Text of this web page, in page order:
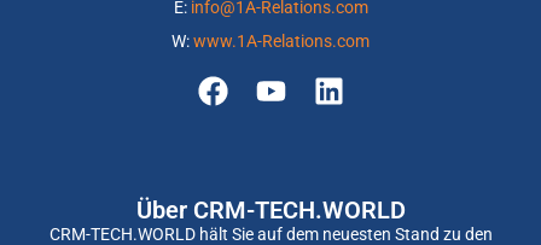
E: info@1A-Relations.com
W:www.1A-Relations.com
Über CRM-TECH.WORLD
CRM-TECH.WORLD hält Sie auf dem neuesten Stand zu den